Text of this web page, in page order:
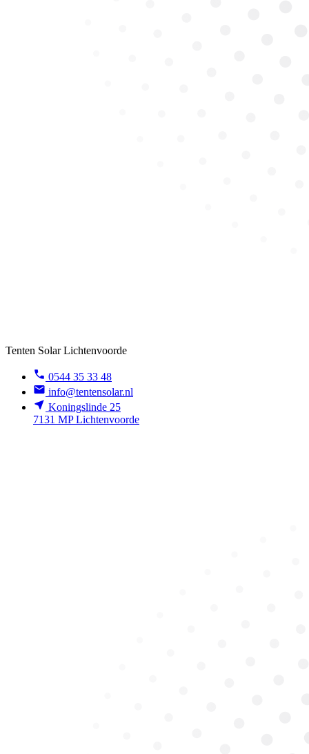
Tenten Solar Lichtenvoorde
0544 35 33 48
info@tentensolar.nl
Koningslinde 25
7131 MP Lichtenvoorde